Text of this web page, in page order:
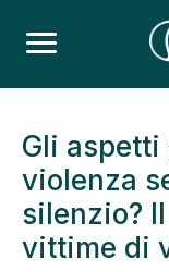
Gli
violenza
silenzio?
vittime di